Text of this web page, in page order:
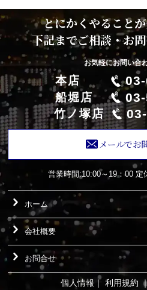
とにかくやること
下記までご相談・お
お気軽にお問い合
本店
船堀店
竹ノ塚店
メールでお
営業時間:10:00～19：00 定
ホーム
会社概要
お問合せ
個人情報 ｜ 利用規約